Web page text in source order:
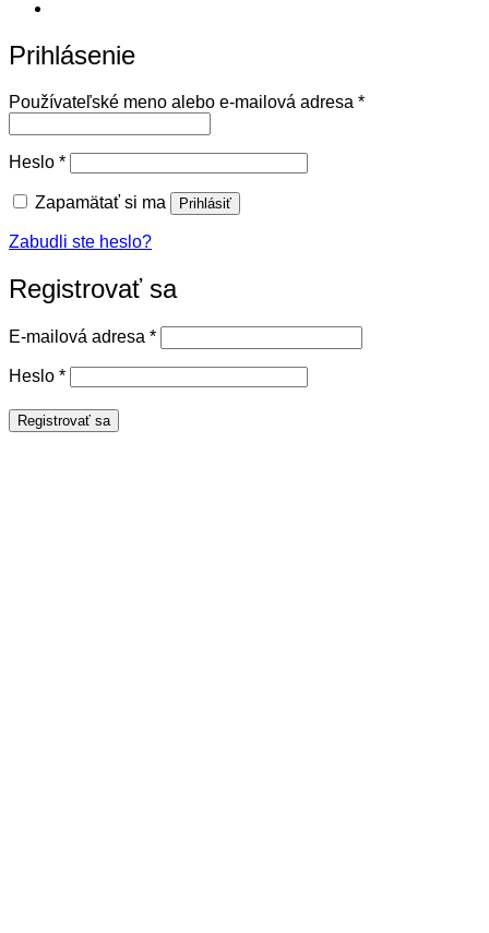
Prihlásenie
Používateľské meno alebo e-mailová adresa *Povinné
Heslo *Povinné
Zapamätať si ma Prihlásiť
Zabudli ste heslo?
Registrovať sa
E-mailová adresa *Povinné
Heslo *Povinné
Registrovať sa